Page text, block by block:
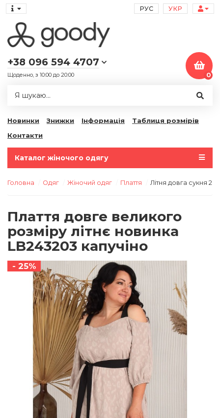
РУС УКР
+38 096 594 4707
Щоденно, з 10:00 до 20:00 0
Новинки Знижки Інформація
Таблиця розмірів
Контакти
Каталог жіночого одягу
Головна Одяг Жіночий одяг Плаття Літня довга сукня
Плаття довге великого
розміру літнє новинка
LB243203 капучіно
- 25%